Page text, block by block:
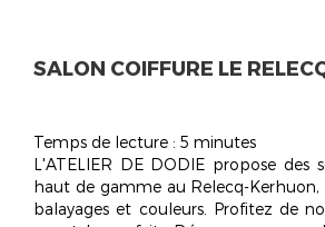
SALON COIFFURE LE
Temps de lecture : 5 minutes
L'ATELIER DE DODIE propose des
haut de gamme au Relecq-Kerhuon,
balayages et couleurs. Profitez de